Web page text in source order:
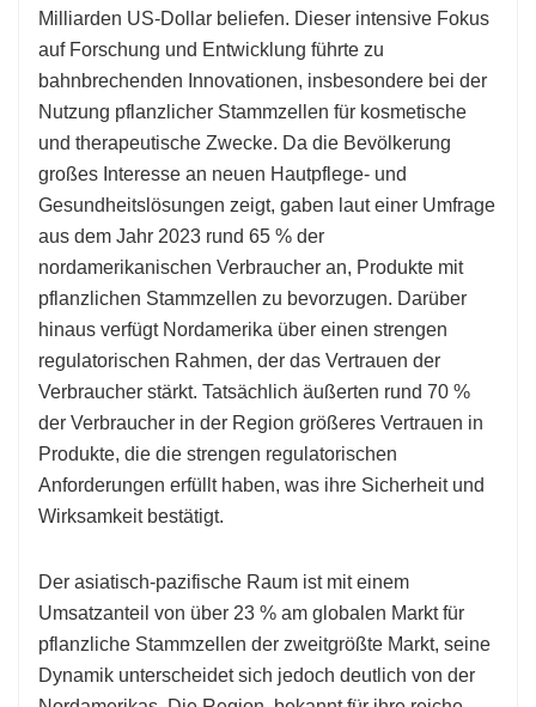
Milliarden US-Dollar beliefen. Dieser intensive Fokus
auf Forschung und Entwicklung führte zu
bahnbrechenden Innovationen, insbesondere bei der
Nutzung pflanzlicher Stammzellen für kosmetische
und therapeutische Zwecke. Da die Bevölkerung
großes Interesse an neuen Hautpflege- und
Gesundheitslösungen zeigt, gaben laut einer Umfrage
aus dem Jahr 2023 rund 65 % der
nordamerikanischen Verbraucher an, Produkte mit
pflanzlichen Stammzellen zu bevorzugen. Darüber
hinaus verfügt Nordamerika über einen strengen
regulatorischen Rahmen, der das Vertrauen der
Verbraucher stärkt. Tatsächlich äußerten rund 70 %
der Verbraucher in der Region größeres Vertrauen in
Produkte, die die strengen regulatorischen
Anforderungen erfüllt haben, was ihre Sicherheit und
Wirksamkeit bestätigt.
Der asiatisch-pazifische Raum ist mit einem
Umsatzanteil von über 23 % am globalen Markt für
pflanzliche Stammzellen der zweitgrößte Markt, seine
Dynamik unterscheidet sich jedoch deutlich von der